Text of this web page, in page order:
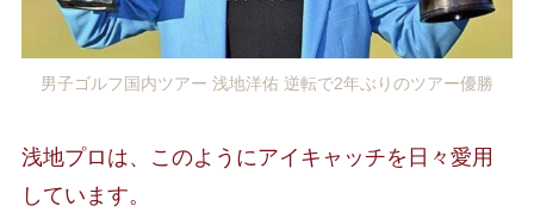
男子ゴルフ国内ツアー 浅地洋佑 逆転で2年ぶりのツアー優勝
浅地プロは、このようにアイキャッチを日々愛用
しています。